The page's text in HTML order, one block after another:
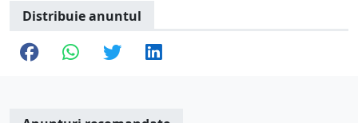
Distribuie anuntul